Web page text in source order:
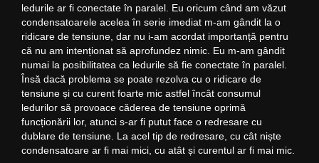
ledurile ar fi conectate în paralel. Eu oricum când am văzut
condensatoarele acelea în serie imediat m-am gândit la o
ridicare de tensiune, dar nu i-am acordat importanță pentru
că nu am intenționat să aprofundez nimic. Eu m-am gândit
numai la posibilitatea ca ledurile să fie conectate în paralel.
Însă dacă problema se poate rezolva cu o ridicare de
tensiune și cu curent foarte mic astfel încât consumul
ledurilor să provoace căderea de tensiune oprimă
funcționării lor, atunci s-ar fi putut face o redresare cu
dublare de tensiune. La acel tip de redresare, cu cât niște
condensatoare ar fi mai mici, cu atât și curentul ar fi mai mic.